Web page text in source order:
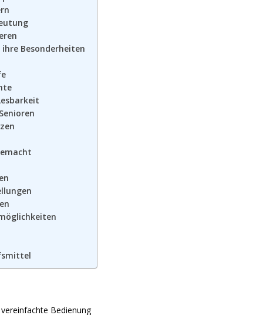
Besonderheiten
Bedienung